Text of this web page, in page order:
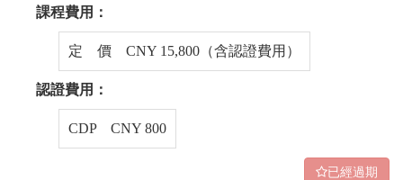
課程費用：
定 價 CNY 15,800（含認證費用）
認證費用：
CDP CNY 800
已經過期